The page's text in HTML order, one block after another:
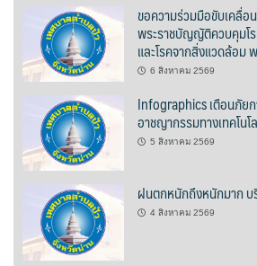
ปัวตรึงใจ๋ รีสอร์ท
ปัวนาน่านแคมป์ปิ้ง
ปัวพัตรา โฮเทล
ปัวพาราไดซ์เพลส
ปัวสบายรีสอร์ท
ปัวเดอวิว บูติค รีสอร์ท
ขอความร่วมมือขับเคลื่อ
พระราชบัญญัติควบคุมโ
และโรคจากสิ่งแวดล้อม
6 สิงหาคม 2569
Infographics เตือนภัย
อาชญากรรมทางเทคโนโ
5 สิงหาคม 2569
ฝนตกหนักถึงหนักมาก บ
4 สิงหาคม 2569